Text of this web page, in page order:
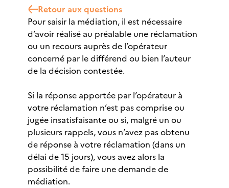
Retour aux questions
Pour saisir la médiation, il est nécessaire
d’avoir réalisé au préalable une réclamation
ou un recours auprès de l’opérateur
concerné par le différend ou bien l’auteur
de la décision contestée.
Si la réponse apportée par l’opérateur à
votre réclamation n’est pas comprise ou
jugée insatisfaisante ou si, malgré un ou
plusieurs rappels, vous n’avez pas obtenu
de réponse à votre réclamation (dans un
délai de 15 jours), vous avez alors la
possibilité de faire une demande de
médiation.